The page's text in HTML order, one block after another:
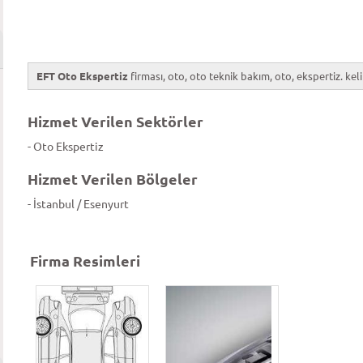
EFT Oto Ekspertiz firması, oto, oto teknik bakım, oto, ekspertiz.
Hizmet Verilen Sektörler
- Oto Ekspertiz
Hizmet Verilen Bölgeler
- İstanbul / Esenyurt
Firma Resimleri